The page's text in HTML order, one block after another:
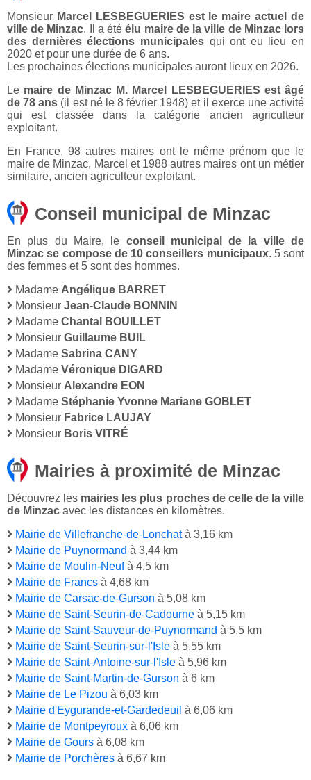
Monsieur Marcel LESBEGUERIES est le maire actuel de
ville de Minzac. Il a étéélu maire de la ville de Minzac lors
des dernières élections municipalesqui ont eu lieu en
2020 et pour une durée de 6 ans.
Les prochaines élections municipales auront lieux en 2026.
Le maire de Minzac M. Marcel LESBEGUERIES est âgé
de 78 ans (il est né le 8 février 1948) et il exerce une activité
qui est classée dans la catégorie ancien agriculteur
exploitant.
En France, 98 autres maires ont le même prénom que le
maire de Minzac, Marcel et 1988 autres maires ont un métier
similaire, ancien agriculteur exploitant.
Conseil municipal de Minzac
En plus du Maire, le conseil municipal de la ville de
Minzac se compose de 10 conseillers municipaux. 5 sont
des femmes et 5 sont des hommes.
Madame Angélique BARRET
Monsieur Jean-Claude BONNIN
Madame Chantal BOUILLET
Monsieur Guillaume BUIL
Madame Sabrina CANY
Madame Véronique DIGARD
Monsieur Alexandre EON
Madame Stéphanie Yvonne Mariane GOBLET
Monsieur Fabrice LAUJAY
Monsieur Boris VITRÉ
Mairies à proximité de Minzac
Découvrez les mairies les plus proches de celle de la ville
de Minzac avec les distances en kilomètres.
Mairie de Villefranche-de-Lonchatà 3,16 km
Mairie de Puynormand à 3,44 km
Mairie de Moulin-Neufà 4,5 km
Mairie de Francs à 4,68 km
Mairie de Carsac-de-Gurson à 5,08 km
Mairie de Saint-Seurin-de-Cadourne à 5,15 km
Mairie de Saint-Sauveur-de-Puynormand à 5,5 km
Mairie de Saint-Seurin-sur-l'Isle à 5,55 km
Mairie de Saint-Antoine-sur-l'Isle à 5,96 km
Mairie de Saint-Martin-de-Gurson à 6 km
Mairie de Le Pizou à 6,03 km
Mairie d'Eygurande-et-Gardedeuil à 6,06 km
Mairie de Montpeyroux à 6,06 km
Mairie de Gours à 6,08 km
Mairie de Porchères à 6,67 km